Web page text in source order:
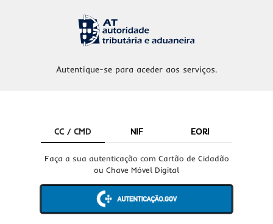
Autentique-se para aceder aos serviços.
CC / CMD NIF EORI
Faça a sua autenticação com Cartão de Cidadão
ou Chave Móvel Digital